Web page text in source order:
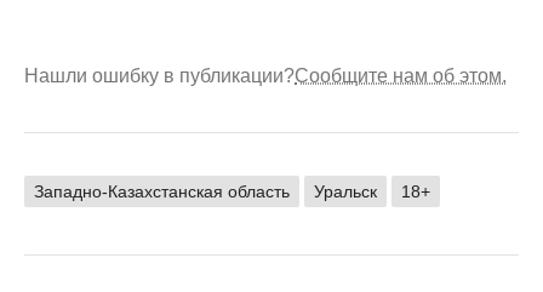
Нашли ошибку в публикации?Сообщите нам об этом.
Западно-Казахстанская область Уральск 18+